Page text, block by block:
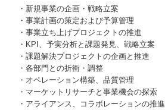
・新規事業の企画・戦略立案
・事業計画の策定および予算管理
・事業立ち上げプロジェクトの推進
・KPI、予実分析と課題発見、戦略立案
・課題解決プロジェクトの企画と推進
・各部門との折衝・調整
・オペレーション構築、品質管理
・マーケットリサーチと事業機会の探索
・アライアンス、コラボレーションの推進